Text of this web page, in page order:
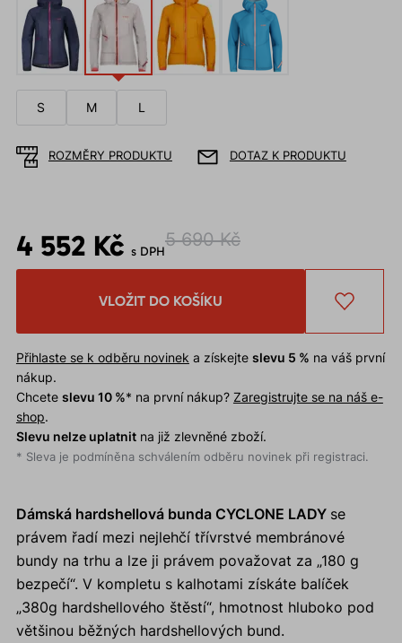
S M L
ROZMĚRY PRODUKTU DOTAZ K PRODUKTU
4 552 Kč s DPH
5 690 Kč
VLOŽIT DO KOŠÍKU
Přihlaste se k odběru novinek a získejte slevu 5 % na váš první
nákup.
Chcete slevu 10 %* na první nákup? Zaregistrujte se na náš e-
shop.
Slevu nelze uplatnitna již zlevněné zboží.
* Sleva je podmíněna schválením odběru novinek při registraci.
Dámská hardshellová bunda CYCLONE LADY se
právem řadí mezi nejlehčí třívrstvé membránové
bundy na trhu a lze ji právem považovat za „180 g
bezpečí“. V kompletu s kalhotami získáte balíček
„380g hardshellového štěstí“, hmotnost hluboko pod
většinou běžných hardshellových bund.